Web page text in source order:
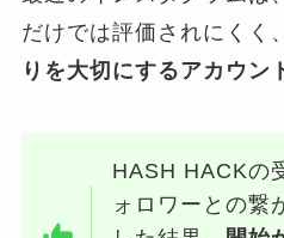
だけでは評価されにくく、
りを大切にするアカウン
HASH HACKの
ォロワーとの繋